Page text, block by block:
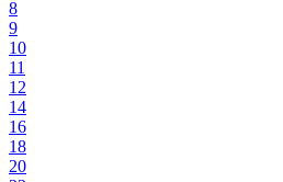
8
9
10
11
12
14
16
18
20